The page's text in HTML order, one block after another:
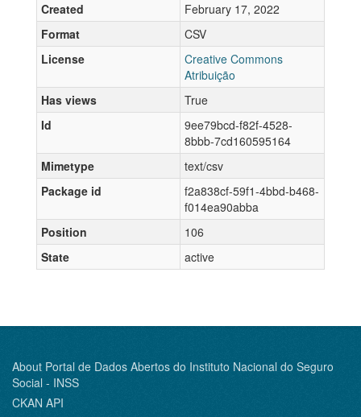
Created
February 17, 2022
Format
CSV
License
Creative Commons
Atribuição
Has views
True
Id
9ee79bcd-f82f-4528-
8bbb-7cd160595164
Mimetype
text/csv
Package id
f2a838cf-59f1-4bbd-b468-
f014ea90abba
Position
106
State
active
About Portal de Dados Abertos do Instituto Nacional do Seguro
Social - INSS
CKAN API